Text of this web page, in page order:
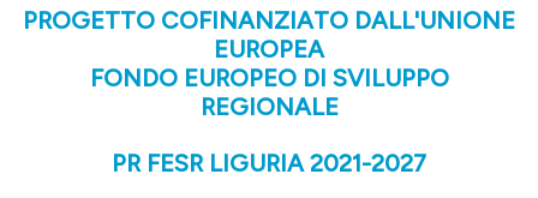
PROGETTO COFINANZIATO DALL'UNIONE
EUROPEA
FONDO EUROPEO DI SVILUPPO
REGIONALE
PR FESR LIGURIA 2021-2027